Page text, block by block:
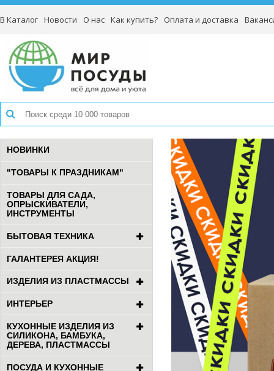
В Каталог Новости О нас Как купить? Оплата и доставка
НОВИНКИ
"ТОВАРЫ К ПРАЗДНИКАМ"
ТОВАРЫ ДЛЯ САДА,
ОПРЫСКИВАТЕЛИ,
ИНСТРУМЕНТЫ
БЫТОВАЯ ТЕХНИКА
ГАЛАНТЕРЕЯ АКЦИЯ!
ИЗДЕЛИЯ ИЗ ПЛАСТМАССЫ
ИНТЕРЬЕР
КУХОННЫЕ ИЗДЕЛИЯ ИЗ
СИЛИКОНА, БАМБУКА,
ДЕРЕВА, ПЛАСТМАССЫ
ПОСУДА И КУХОННЫЕ